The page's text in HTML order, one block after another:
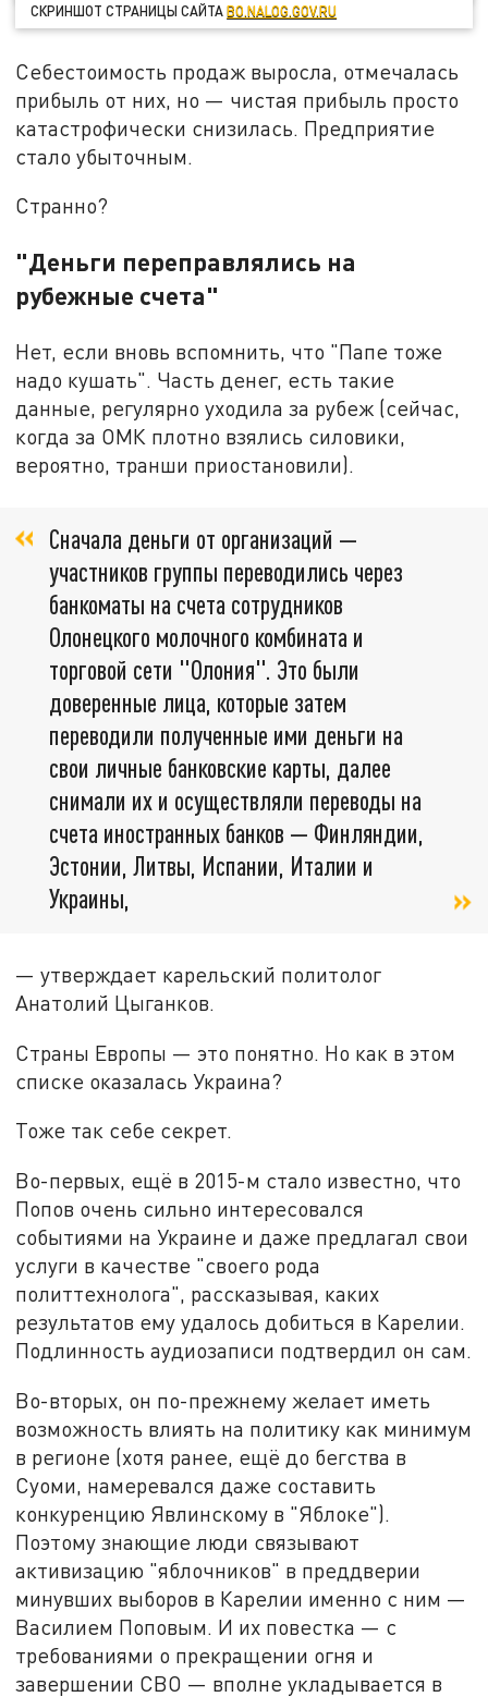
СКРИНШОТ СТРАНИЦЫ САЙТАBO.NALOG.GOV.RU
Себестоимость продаж выросла, отмечалась
прибыль от них, но — чистая прибыль просто
катастрофически снизилась. Предприятие
стало убыточным.
Странно?
"Деньги переправлялись на
рубежные счета"
Нет, если вновь вспомнить, что "Папе тоже
надо кушать". Часть денег, есть такие
данные, регулярно уходила за рубеж (сейчас,
когда за ОМК плотно взялись силовики,
вероятно, транши приостановили).
Сначала деньги от организаций —
участников группы переводились через
банкоматы на счета сотрудников
Олонецкого молочного комбината и
торговой сети "Олония". Это были
доверенные лица, которые затем
переводили полученные ими деньги на
свои личные банковские карты, далее
снимали их и осуществляли переводы на
счета иностранных банков — Финляндии,
Эстонии, Литвы, Испании, Италии и
Украины,
— утверждает карельский политолог
Анатолий Цыганков.
Страны Европы — это понятно. Но как в этом
списке оказалась Украина?
Тоже так себе секрет.
Во-первых, ещё в 2015-м стало известно, что
Попов очень сильно интересовался
событиями на Украине и даже предлагал свои
услуги в качестве "своего рода
политтехнолога", рассказывая, каких
результатов ему удалось добиться в Карелии.
Подлинность аудиозаписи подтвердил он сам.
Во-вторых, он по-прежнему желает иметь
возможность влиять на политику как минимум
в регионе (хотя ранее, ещё до бегства в
Суоми, намеревался даже составить
конкуренцию Явлинскому в "Яблоке").
Поэтому знающие люди связывают
активизацию "яблочников" в преддверии
минувших выборов в Карелии именно с ним —
Василием Поповым. И их повестка — с
требованиями о прекращении огня и
завершении СВО — вполне укладывается в